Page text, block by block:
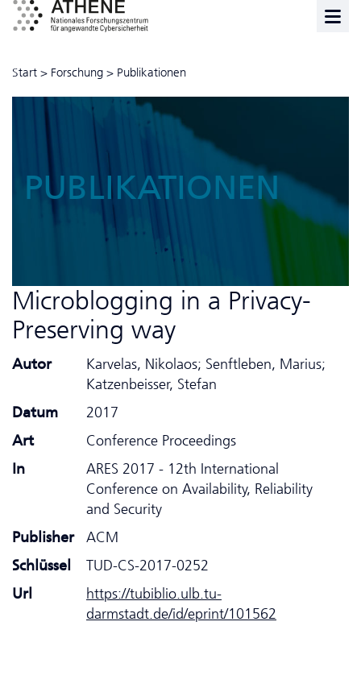
Start > Forschung > Publikationen
PUBLIKATIONEN
Microblogging in a Privacy-
Preserving way
Autor
Karvelas, Nikolaos; Senftleben, Marius;
Katzenbeisser, Stefan
Datum
2017
Art
Conference Proceedings
In
ARES 2017 - 12th International
Conference on Availability, Reliability
and Security
Publisher
ACM
Schlüssel
TUD-CS-2017-0252
Url
https://tubiblio.ulb.tu-
darmstadt.de/id/eprint/101562